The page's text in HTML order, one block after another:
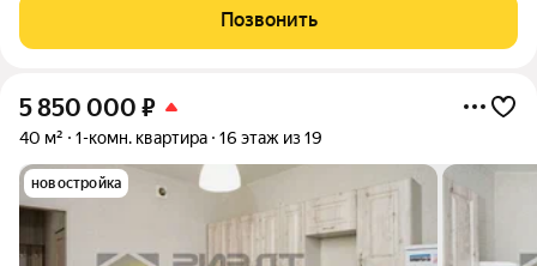
расположенную в районе с развитой инфраструктурой. О
квартире: 8 этаж 9-этажного
Позвонить
5 850 000 ₽
40 м² 1-комн. квартира 16 этаж из 19
новостройка